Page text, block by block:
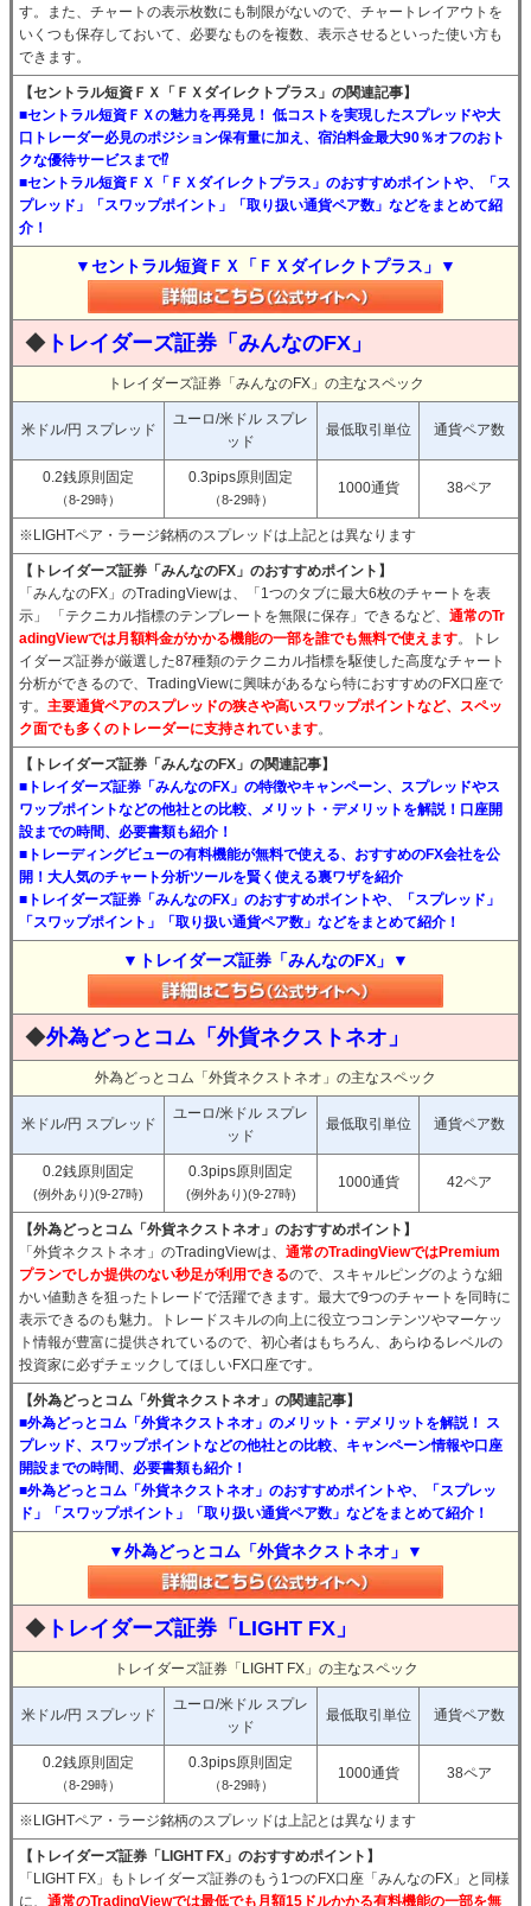
す。また、チャートの表示枚数にも制限がないので、チャートレイアウトを
いくつも保存しておいて、必要なものを複数、表示させるといった使い方も
できます。
【セントラル短資ＦＸ「ＦＸダイレクトプラス」の関連記事】
■セントラル短資ＦＸの魅力を再発見！ 低コストを実現したスプレッドや大
口トレーダー必見のポジション保有量に加え、宿泊料金最大90％オフのおト
クな優待サービスまで⁉
■セントラル短資ＦＸ「ＦＸダイレクトプラス」のおすすめポイントや、「ス
プレッド」「スワップポイント」「取り扱い通貨ペア数」などをまとめて紹
介！
▼セントラル短資ＦＸ「ＦＸダイレクトプラス」▼
◆ トレイダーズ証券「みんなのFX」
トレイダーズ証券「みんなのFX」の主なスペック
米ドル/円 スプレッド
ユーロ/米ドル スプレ
ッド
最低取引単位 通貨ペア数
0.2銭原則固定
（8-29時）
0.3pips原則固定
（8-29時）
1000通貨 38ペア
※LIGHTペア・ラージ銘柄のスプレッドは上記とは異なります
【トレイダーズ証券「みんなのFX」のおすすめポイント】
「みんなのFX」のTradingViewは、「1つのタブに最大6枚のチャートを表
示」 「テクニカル指標のテンプレートを無限に保存」できるなど、 通常のTr
adingViewでは月額料金がかかる機能の一部を誰でも無料で使えます。トレ
イダーズ証券が厳選した87種類のテクニカル指標を駆使した高度なチャート
分析ができるので、TradingViewに興味があるなら特におすすめのFX口座で
す。 主要通貨ペアのスプレッドの狭さや高いスワップポイントなど、スペッ
ク面でも多くのトレーダーに支持されています。
【トレイダーズ証券「みんなのFX」の関連記事】
■トレイダーズ証券「みんなのFX」の特徴やキャンペーン、スプレッドやス
ワップポイントなどの他社との比較、メリット・デメリットを解説！口座開
設までの時間、必要書類も紹介！
■トレーディングビューの有料機能が無料で使える、おすすめのFX会社を公
開！大人気のチャート分析ツールを賢く使える裏ワザを紹介
■トレイダーズ証券「みんなのFX」のおすすめポイントや、「スプレッド」
「スワップポイント」「取り扱い通貨ペア数」などをまとめて紹介！
▼トレイダーズ証券「みんなのFX」▼
◆外為どっとコム「外貨ネクストネオ」
外為どっとコム「外貨ネクストネオ」の主なスペック
米ドル/円 スプレッド
ユーロ/米ドル スプレ
ッド
最低取引単位 通貨ペア数
0.2銭原則固定
(例外あり)(9-27時)
0.3pips原則固定
(例外あり)(9-27時)
1000通貨 42ペア
【外為どっとコム「外貨ネクストネオ」のおすすめポイント】
「外貨ネクストネオ」のTradingViewは、 通常のTradingViewではPremium
プランでしか提供のない秒足が利用できるので、スキャルピングのような細
かい値動きを狙ったトレードで活躍できます。最大で9つのチャートを同時に
表示できるのも魅力。トレードスキルの向上に役立つコンテンツやマーケッ
ト情報が豊富に提供されているので、初心者はもちろん、あらゆるレベルの
投資家に必ずチェックしてほしいFX口座です。
【外為どっとコム「外貨ネクストネオ」の関連記事】
■外為どっとコム「外貨ネクストネオ」のメリット・デメリットを解説！ ス
プレッド、スワップポイントなどの他社との比較、キャンペーン情報や口座
開設までの時間、必要書類も紹介！
■外為どっとコム「外貨ネクストネオ」のおすすめポイントや、「スプレッ
ド」「スワップポイント」「取り扱い通貨ペア数」などをまとめて紹介！
▼外為どっとコム「外貨ネクストネオ」▼
◆ トレイダーズ証券「LIGHT FX」
トレイダーズ証券「LIGHT FX」の主なスペック
米ドル/円 スプレッド
ユーロ/米ドル スプレ
ッド
最低取引単位 通貨ペア数
0.2銭原則固定
（8-29時）
0.3pips原則固定
（8-29時）
1000通貨 38ペア
※LIGHTペア・ラージ銘柄のスプレッドは上記とは異なります
【トレイダーズ証券「LIGHT FX」のおすすめポイント】
「LIGHT FX」もトレイダーズ証券のもう1つのFX口座「みんなのFX」と同様
に、 通常のTradingViewでは最低でも月額15ドルかかる有料機能の一部を無